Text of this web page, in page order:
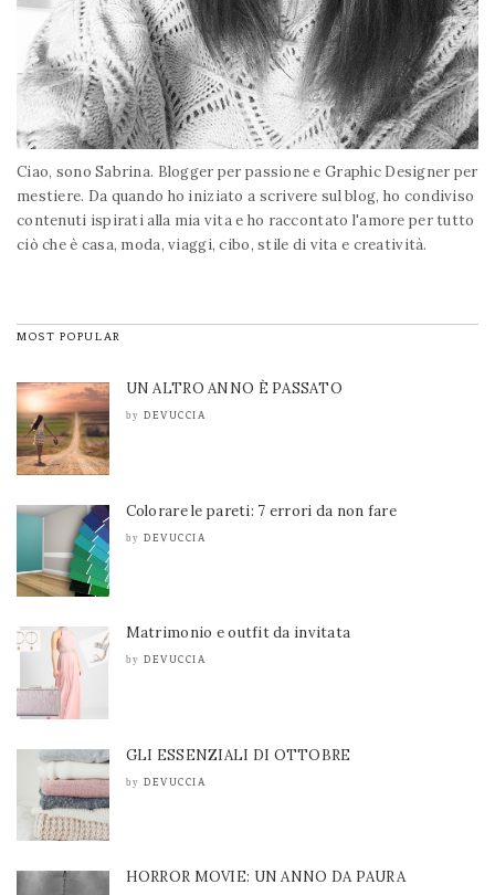
Ciao, sono Sabrina. Blogger per passione e Graphic Designer per
mestiere. Da quando ho iniziato a scrivere sul blog, ho condiviso
contenuti ispirati alla mia vita e ho raccontato l'amore per tutto
ciò che è casa, moda, viaggi, cibo, stile di vita e creatività.
MOST POPULAR
UN ALTRO ANNO È PASSATO
by DEVUCCIA
Colorare le pareti: 7 errori da non fare
by DEVUCCIA
Matrimonio e outfit da invitata
by DEVUCCIA
GLI ESSENZIALI DI OTTOBRE
by DEVUCCIA
HORROR MOVIE: UN ANNO DA PAURA